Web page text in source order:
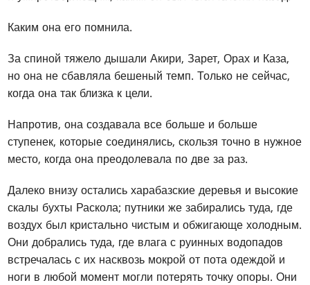
Каким она его помнила.
За спиной тяжело дышали Акири, Зарет, Орах и Каза,
но она не сбавляла бешеный темп. Только не сейчас,
когда она так близка к цели.
Напротив, она создавала все больше и больше
ступенек, которые соединялись, скользя точно в нужное
место, когда она преодолевала по две за раз.
Далеко внизу остались харабазские деревья и высокие
скалы бухты Раскола; путники же забирались туда, где
воздух был кристально чистым и обжигающе холодным.
Они добрались туда, где влага с руинных водопадов
встречалась с их насквозь мокрой от пота одеждой и
ноги в любой момент могли потерять точку опоры. Они